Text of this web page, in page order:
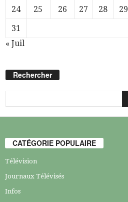
24
25 26 27 28 29
31
« Juil
Rechercher
CATÉGORIE POPULAIRE
Télévision
Journaux Télévisés
Infos